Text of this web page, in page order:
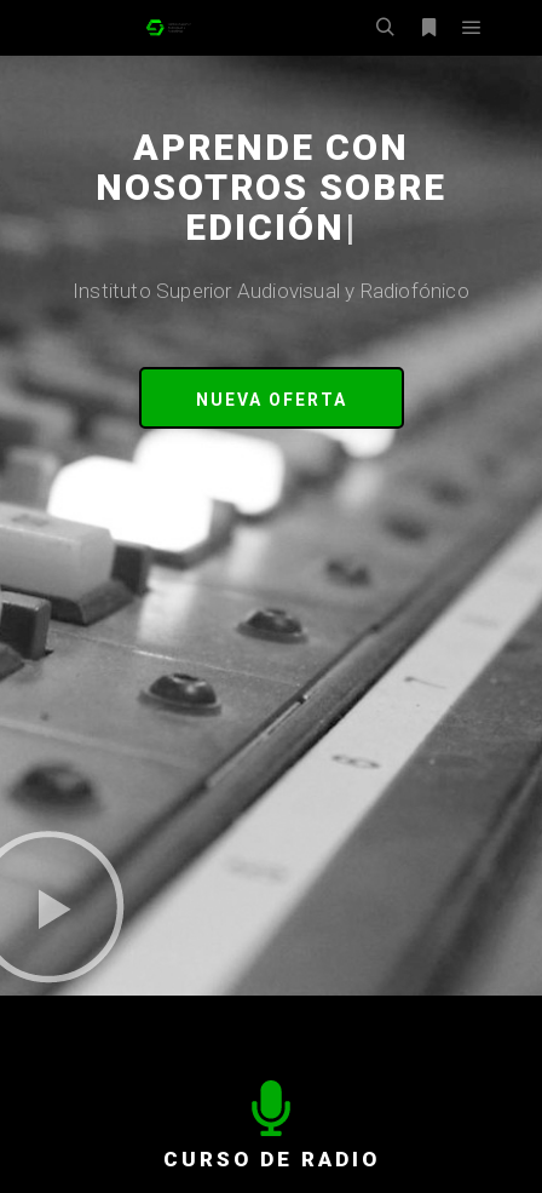
APRENDE CON
NOSOTROS SOBRE
EDICIÓN.|
Instituto Superior Audiovisual y Radiofónico
NUEVA OFERTA
CURSO DE RADIO